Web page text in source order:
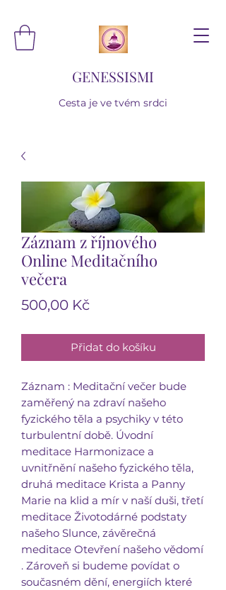
GENESSISMI
Cesta je ve tvém srdci
Záznam z říjnového
Online Meditačního
večera
500,00 KčCena
Přidat do košíku
Záznam : Meditační večer bude
zaměřený na zdraví našeho
fyzického těla a psychiky v této
turbulentní době. Úvodní
meditace Harmonizace a
uvnitřnění našeho fyzického těla,
druhá meditace Krista a Panny
Marie na klid a mír v naší duši, třetí
meditace Životodárné podstaty
našeho Slunce, závěrečná
meditace Otevření našeho vědomí
. Zároveň si budeme povídat o
současném dění, energiích které